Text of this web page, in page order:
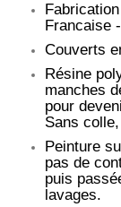
Francaise
Couverts
Résine
manches
pour
Sans
Peinture
pas de
puis
lavages.